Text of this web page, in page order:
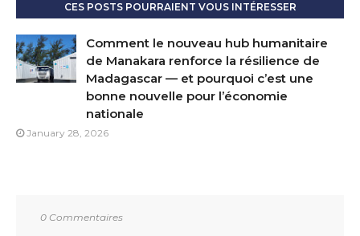
CES POSTS POURRAIENT VOUS INTÉRESSER
Comment le nouveau hub humanitaire
de Manakara renforce la résilience de
Madagascar — et pourquoi c’est une
bonne nouvelle pour l’économie
nationale
January 28, 2026
0 Commentaires